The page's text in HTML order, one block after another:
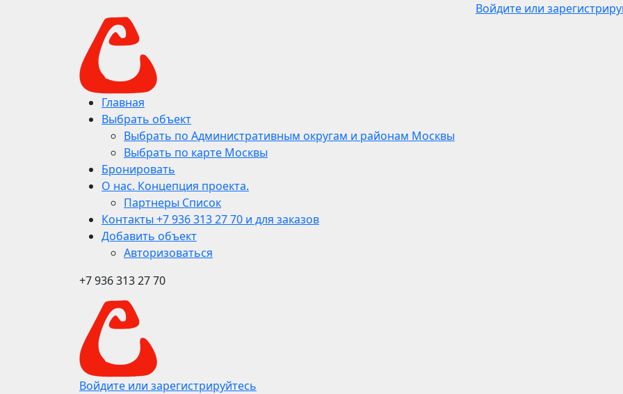
Войдите или
Главная
Выбрать объект
Выбрать по Административным округам и районам Москвы
Выбрать по карте Москвы
Бронировать
О нас. Концепция проекта.
Партнеры Список
Контакты +7 936 313 27 70 и для заказов
Добавить объект
Авторизоваться
+7 936 313 27 70
Войдите или зарегистрируйтесь